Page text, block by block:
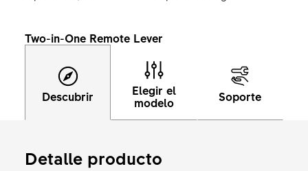
Two-in-One Remote Lever
Descubrir
Elegir el
modelo
Soporte
Detalle producto